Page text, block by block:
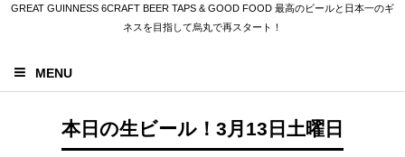
GREAT GUINNESS 6CRAFT BEER TAPS & GOOD FOOD 最高のビールと日本一のギ
ネスを目指して烏丸で再スタート！
MENU
本日の生ビール！3月13日土曜日